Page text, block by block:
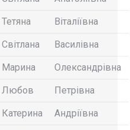
Тетяна Віталіївна
Світлана Василівна
Марина Олександрівна
Любов Петрівна
Катерина Андріївна